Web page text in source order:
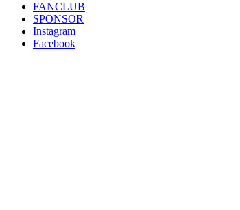
FANCLUB
SPONSOR
Instagram
Facebook